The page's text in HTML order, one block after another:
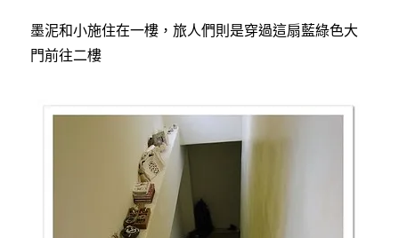
墨泥和小施住在一樓，旅人們則是穿過這扇藍綠色大
門前往二樓